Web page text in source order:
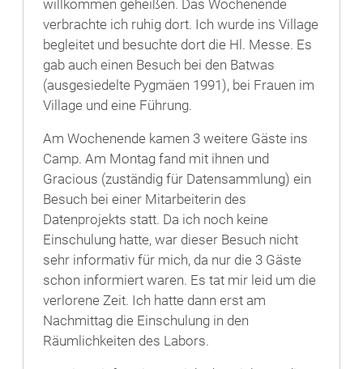
willkommen geheißen. Das Wochenende
verbrachte ich ruhig dort. Ich wurde ins Village
begleitet und besuchte dort die Hl. Messe. Es
gab auch einen Besuch bei den Batwas
(ausgesiedelte Pygmäen 1991), bei Frauen im
Village und eine Führung.
Am Wochenende kamen 3 weitere Gäste ins
Camp. Am Montag fand mit ihnen und
Gracious (zuständig für Datensammlung) ein
Besuch bei einer Mitarbeiterin des
Datenprojekts statt. Da ich noch keine
Einschulung hatte, war dieser Besuch nicht
sehr informativ für mich, da nur die 3 Gäste
schon informiert waren. Es tat mir leid um die
verlorene Zeit. Ich hatte dann erst am
Nachmittag die Einschulung in den
Räumlichkeiten des Labors.